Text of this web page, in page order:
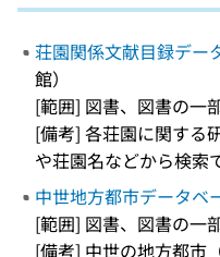
荘園関係文献目録デー
館）
[範囲] 図書、図書の一
[備考] 各荘園に関する
や荘園名などから検索
中世地方都市データベ
[範囲] 図書、図書の一
[備考] 中世の地方都市